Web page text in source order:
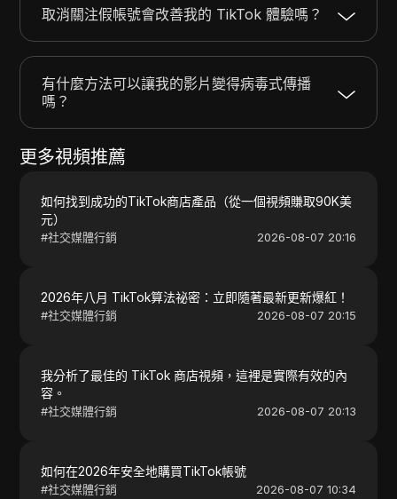
取消關注假帳號會改善我的 TikTok 體驗嗎？
有什麼方法可以讓我的影片變得病毒式傳播
嗎？
更多視頻推薦
如何找到成功的TikTok商店產品（從一個視頻賺取90K美
元）
#社交媒體行銷 2026-08-07 20:16
2026年八月 TikTok算法祕密：立即隨著最新更新爆紅！
#社交媒體行銷 2026-08-07 20:15
我分析了最佳的 TikTok 商店視頻，這裡是實際有效的內
容。
#社交媒體行銷 2026-08-07 20:13
如何在2026年安全地購買TikTok帳號
#社交媒體行銷 2026-08-07 10:34